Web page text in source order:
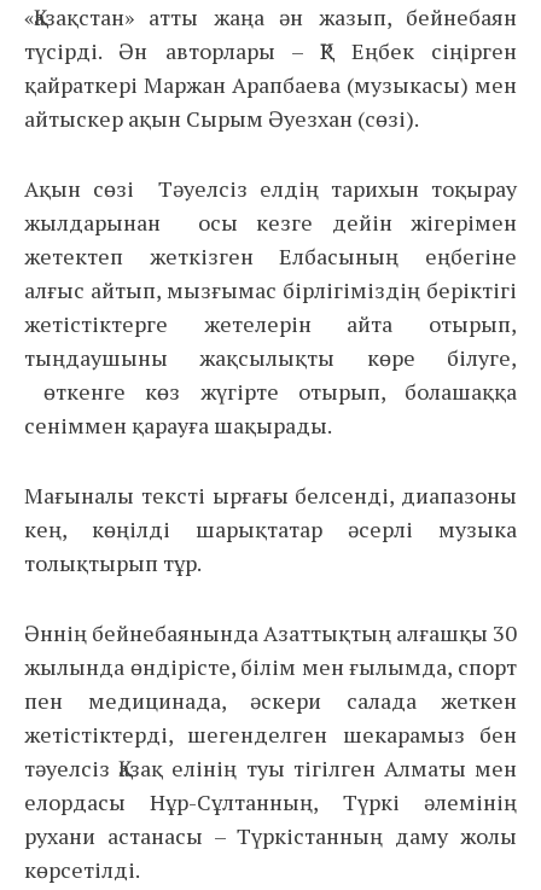
«Қазақстан» атты жаңа ән жазып, бейнебаян
түсірді. Ән авторлары – ҚР Еңбек сіңірген
қайраткері Маржан Арапбаева (музыкасы) мен
айтыскер ақын Сырым Әуезхан (сөзі).
Ақын сөзі Тәуелсіз елдің тарихын тоқырау
жылдарынан осы кезге дейін жігерімен
жетектеп жеткізген Елбасының еңбегіне
алғыс айтып, мызғымас бірлігіміздің беріктігі
жетістіктерге жетелерін айта отырып,
тыңдаушыны жақсылықты көре білуге,
өткенге көз жүгірте отырып, болашаққа
сеніммен қарауға шақырады.
Мағыналы тексті ырғағы белсенді, диапазоны
кең, көңілді шарықтатар әсерлі музыка
толықтырып тұр.
Әннің бейнебаянында Азаттықтың алғашқы 30
жылында өндірісте, білім мен ғылымда, спорт
пен медицинада, әскери салада жеткен
жетістіктерді, шегенделген шекарамыз бен
тәуелсіз Қазақ елінің туы тігілген Алматы мен
елордасы Нұр-Сұлтанның, Түркі әлемінің
рухани астанасы – Түркістанның даму жолы
көрсетілді.